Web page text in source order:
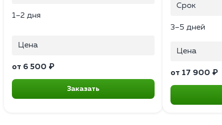
1–2 дня
Цена
от 6 500 ₽
Заказать
Срок
3–5 дней
Цена
от 17 900 ₽